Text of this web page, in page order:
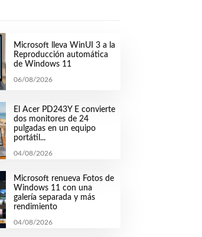
Microsoft lleva WinUI 3 a la
Reproducción automática
de Windows 11
06/08/2026
El Acer PD243Y E convierte
dos monitores de 24
pulgadas en un equipo
portátil...
04/08/2026
Microsoft renueva Fotos de
Windows 11 con una
galería separada y más
rendimiento
04/08/2026